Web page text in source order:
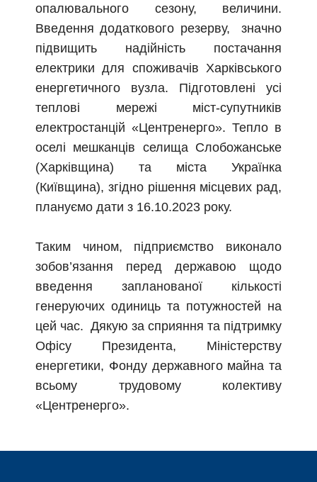
опалювального сезону, величини.
Введення додаткового резерву, значно
підвищить надійність постачання
електрики для споживачів Харківського
енергетичного вузла. Підготовлені усі
теплові мережі міст-супутників
електростанцій «Центренерго». Тепло в
оселі мешканців селища Слобожанське
(Харківщина) та міста Українка
(Київщина), згідно рішення місцевих рад,
плануємо дати з 16.10.2023 року.
Таким чином, підприємство виконало
зобов’язання перед державою щодо
введення запланованої кількості
генеруючих одиниць та потужностей на
цей час. Дякую за сприяння та підтримку
Офісу Президента, Міністерству
енергетики, Фонду державного майна та
всьому трудовому колективу
«Центренерго».